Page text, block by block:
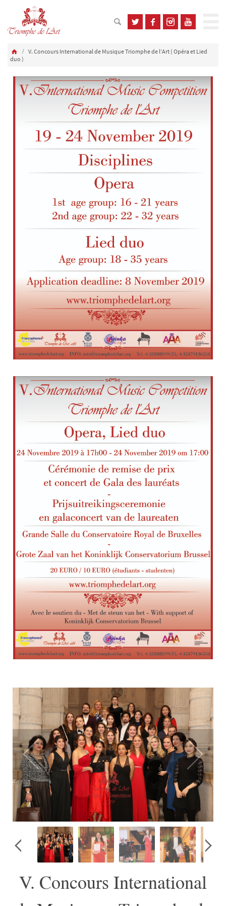
V. Concours International de Musique Triomphe de l’Art ( Opéra et Lied
duo )
V. Concours International